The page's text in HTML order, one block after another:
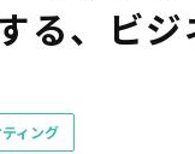
る、ビ
ィング